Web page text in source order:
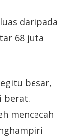
daripada
68 juta
besar,
berat.
mencecah